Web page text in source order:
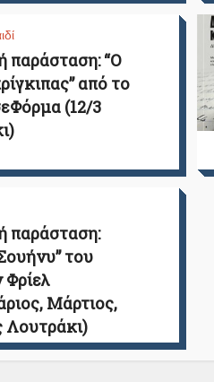
παράσταση: “Ο
από το
(12/3
παράσταση:
του
Μάρτιος,
Λουτράκι)